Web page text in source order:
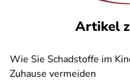
Artikel
Wie Sie Schadstoffe im
Zuhause vermeiden